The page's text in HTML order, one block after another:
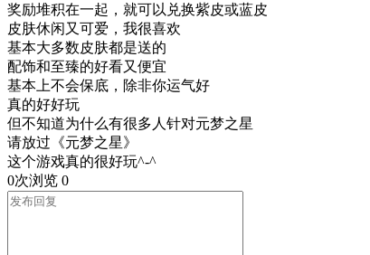
奖励堆积在一起，就可以兑换紫皮或蓝皮
皮肤休闲又可爱，我很喜欢
基本大多数皮肤都是送的
配饰和至臻的好看又便宜
基本上不会保底，除非你运气好
真的好好玩
但不知道为什么有很多人针对元梦之星
请放过《元梦之星》
这个游戏真的很好玩^-^
0次浏览 0